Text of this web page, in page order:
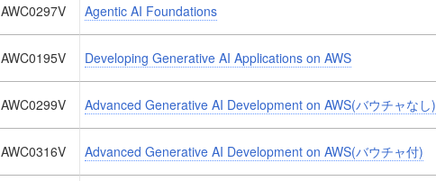
AWC0297V Agentic AI Foundations
AWC0195V Developing Generative AI Applications on AWS
AWC0299V Advanced Generative AI Development on AWS(バウチャなし)
AWC0316V Advanced Generative AI Development on AWS(バウチャ付)